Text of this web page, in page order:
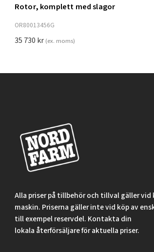
Rotor, komplett med slagor
OR80013456G
35 730 kr (ex. moms)
Alla priser på tillbehör och tillval gäller vid
maskin. Priserna gäller inte vid köp av
till exempel reservdel. Kontakta din
lokala återförsäljare för aktuella priser.